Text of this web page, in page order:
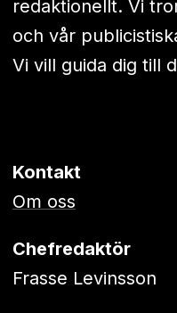
redaktionellt. Vi
och vår
Vi vill guida dig till
Kontakt
Om oss
Chefredaktör
Frasse Levinsson